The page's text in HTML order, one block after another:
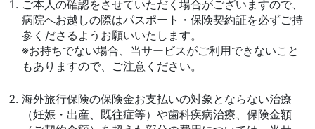
ご本人の確認をさせていただく場合がございますので、
病院へお越しの際はパスポート・保険契約証を必ずご持
参くださるようお願いいたします。
※お持ちでない場合、当サービスがご利用できないこと
もありますので、ご注意ください。
海外旅行保険の保険金お支払いの対象とならない治療
（妊娠・出産、既往症等）や歯科疾病治療、保険金額